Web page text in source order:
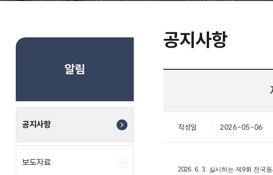
알림
공지사항
보도자료
공지사항
작성일 2026-05-06
2026. 6. 3. 실시하는 제9회 전국